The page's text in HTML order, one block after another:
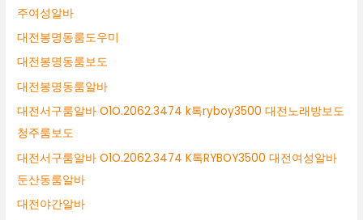
주여성알바
대전봉명동룸도우미
대전봉명동룸보도
대전봉명동룸알바
대전서구룸알바 O1O.2062.3474 k톡ryboy3500 대전노래방보도
청주룸보도
대전서구룸알바 O1O.2062.3474 K톡RYBOY3500 대전여성알바
둔산동룸알바
대전야간알바